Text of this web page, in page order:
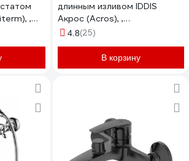
,
длинным изливом IDDIS
Акрос (Acros), ,
ACRSBL2i10WA
4.8(25)
В корзину